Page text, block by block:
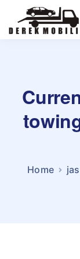
Home